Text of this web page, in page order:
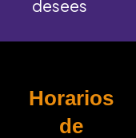
desees
Horarios
de